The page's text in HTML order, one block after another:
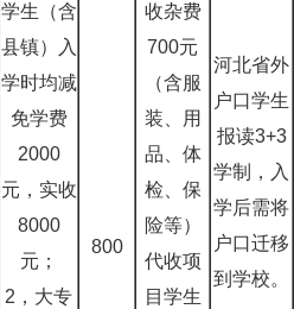
学生（含
县镇）入
学时均减
免学费
2000
元，实收
8000
元；
2，大专
800
收杂费
700元
（含服
装、用
品、体
检、保
险等）
代收项
目学生
河北省外
户口学生
报读3+3
学制，入
学后需将
户口迁移
到学校。